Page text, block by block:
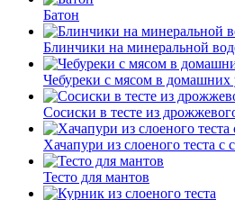
Батон
Блинчики на минеральной
Чебуреки с мясом в домашних
Сосиски в тесте из
Хачапури из слоеного теста с
Тесто для мантов